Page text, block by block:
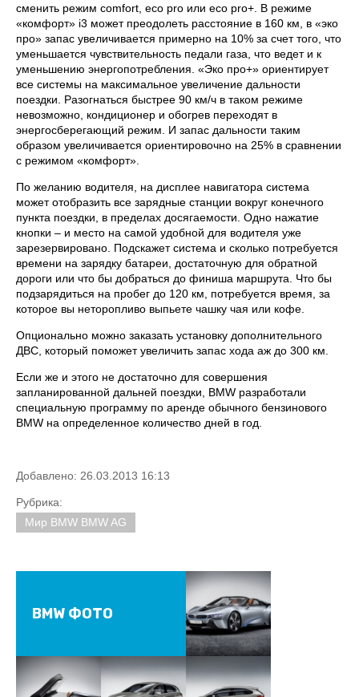
сменить режим comfort, eco pro или eco pro+. В режиме
«комфорт» i3 может преодолеть расстояние в 160 км, в «эко
про» запас увеличивается примерно на 10% за счет того, что
уменьшается чувствительность педали газа, что ведет и к
уменьшению энергопотребления. «Эко про+» ориентирует
все системы на максимальное увеличение дальности
поездки. Разогнаться быстрее 90 км/ч в таком режиме
невозможно, кондиционер и обогрев переходят в
энергосберегающий режим. И запас дальности таким
образом увеличивается ориентировочно на 25% в сравнении
с режимом «комфорт».
По желанию водителя, на дисплее навигатора система
может отобразить все зарядные станции вокруг конечного
пункта поездки, в пределах досягаемости. Одно нажатие
кнопки – и место на самой удобной для водителя уже
зарезервировано. Подскажет система и сколько потребуется
времени на зарядку батареи, достаточную для обратной
дороги или что бы добраться до финиша маршрута. Что бы
подзарядиться на пробег до 120 км, потребуется время, за
которое вы неторопливо выпьете чашку чая или кофе.
Опционально можно заказать установку дополнительного
ДВС, который поможет увеличить запас хода аж до 300 км.
Если же и этого не достаточно для совершения
запланированной дальней поездки, BMW разработали
специальную программу по аренде обычного бензинового
BMW на определенное количество дней в год.
Добавлено: 26.03.2013 16:13
Рубрика:
Мир BMW BMW AG
BMW ФОТО